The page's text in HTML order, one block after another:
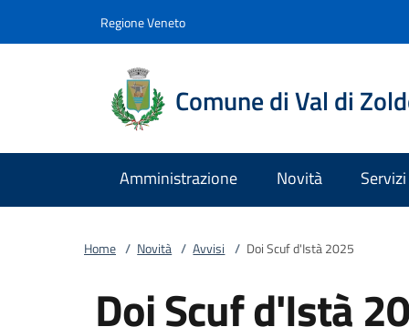
Regione Veneto
Comune di Val di
Amministrazione Novità Servizi
Home / Novità / Avvisi / Doi Scuf d'Istà 2025
Doi Scuf d'Istà